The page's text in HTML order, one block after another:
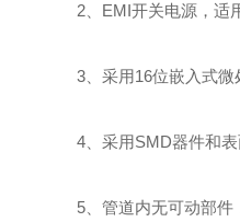
2、EMI开关电源，适用
3、采用16位嵌入式微处
4、采用SMD器件和表
5、管道内无可动部件，